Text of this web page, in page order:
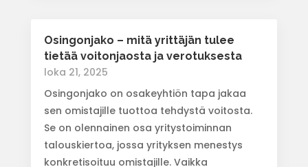
Osingonjako – mitä yrittäjän tulee
tietää voitonjaosta ja verotuksesta
loka 21, 2025
Osingonjako on osakeyhtiön tapa jakaa
sen omistajille tuottoa tehdystä voitosta.
Se on olennainen osa yritystoiminnan
talouskiertoa, jossa yrityksen menestys
konkretisoituu omistajille. Vaikka